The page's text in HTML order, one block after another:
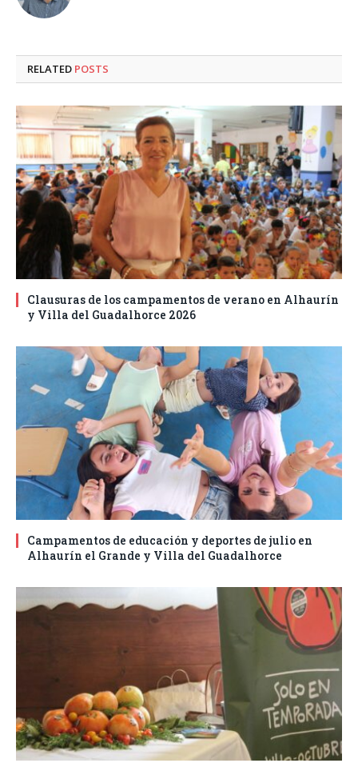
RELATED POSTS
Clausuras de los campamentos de verano en Alhaurín
y Villa del Guadalhorce 2026
Campamentos de educación y deportes de julio en
Alhaurín el Grande y Villa del Guadalhorce